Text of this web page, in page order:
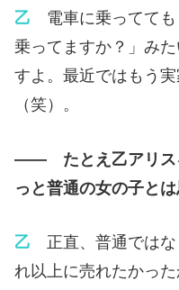
乙 電車に乗ってて
乗ってますか？」み
すよ。最近ではもう
（笑）。
—— たとえ乙アリス
っと普通の女の子とは
乙 正直、普通では
れ以上に売れたかっ